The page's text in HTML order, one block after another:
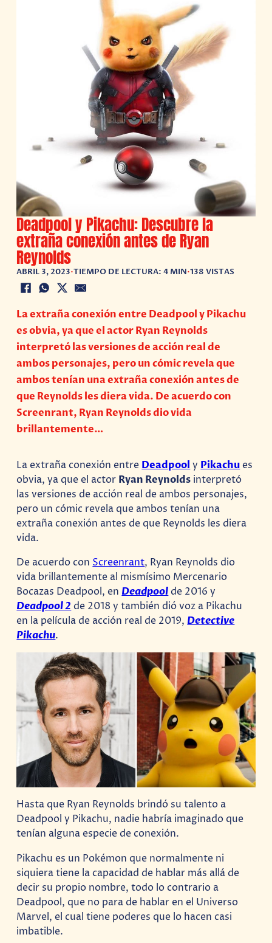
Deadpool y Pikachu: Descubre la
extraña conexión antes de Ryan
Reynolds
ABRIL 3, 2023•TIEMPO DE LECTURA: 4 MIN•138 VISTAS
La extraña conexión entre Deadpool y Pikachu
es obvia, ya que el actor Ryan Reynolds
interpretó las versiones de acción real de
ambos personajes, pero un cómic revela que
ambos tenían una extraña conexión antes de
que Reynolds les diera vida. De acuerdo con
Screenrant, Ryan Reynolds dio vida
brillantemente…
La extraña conexión entre Deadpool y Pikachues
obvia, ya que el actor Ryan Reynolds interpretó
las versiones de acción real de ambos personajes,
pero un cómic revela que ambos tenían una
extraña conexión antes de que Reynolds les diera
vida.
De acuerdo con Screenrant, Ryan Reynolds dio
vida brillantemente al mismísimo Mercenario
Bocazas Deadpool, en Deadpoolde 2016 y
Deadpool 2 de 2018 y también dió voz a Pikachu
en la película de acción real de 2019, Detective
Pikachu.
Hasta que Ryan Reynolds brindó su talento a
Deadpool y Pikachu, nadie habría imaginado que
tenían alguna especie de conexión.
Pikachu es un Pokémon que normalmente ni
siquiera tiene la capacidad de hablar más allá de
decir su propio nombre, todo lo contrario a
Deadpool, que no para de hablar en el Universo
Marvel, el cual tiene poderes que lo hacen casi
imbatible.